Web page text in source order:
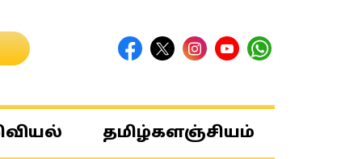
தமிழ்களஞ்சியம்